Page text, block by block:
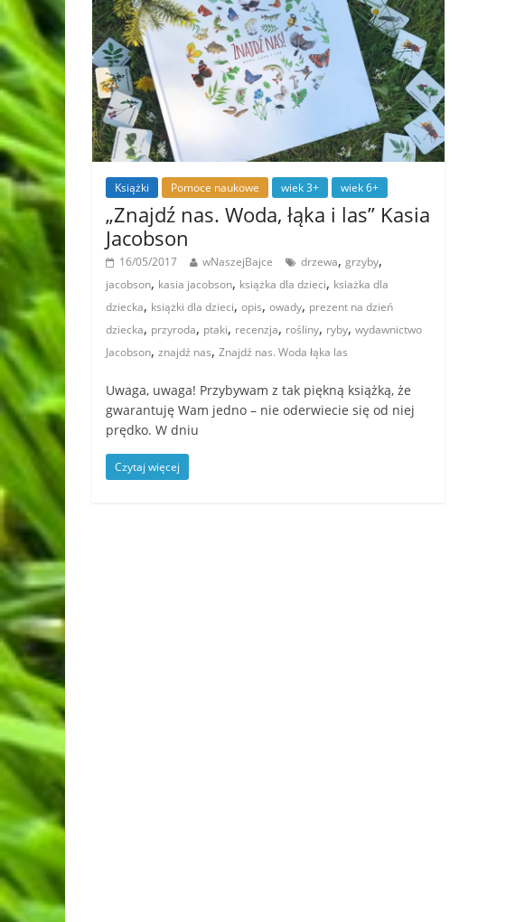
Książki Pomoce naukowe wiek 3+ wiek 6+
„Znajdź nas. Woda, łąka i las” Kasia
Jacobson
16/05/2017 wNaszejBajce drzewa, grzyby,
jacobson, kasia jacobson, książka dla dzieci, ksiażka dla
dziecka, książki dla dzieci, opis, owady, prezent na dzień
dziecka, przyroda, ptaki, recenzja, rośliny, ryby, wydawnictwo
Jacobson, znajdź nas, Znajdź nas. Woda łąka las
Uwaga, uwaga! Przybywam z tak piękną książką, że
gwarantuję Wam jedno – nie oderwiecie się od niej
prędko. W dniu
Czytaj więcej